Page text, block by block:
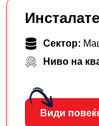
Сектор:
Ниво на
Види